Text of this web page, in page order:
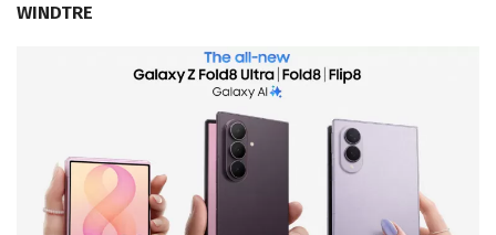
WINDTRE